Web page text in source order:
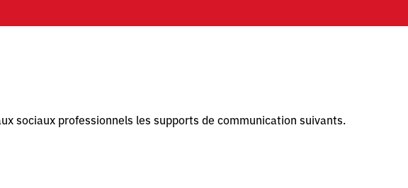
sociaux professionnels les supports de communication suivants.